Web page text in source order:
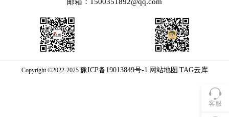
客服
Copyright ©2022-2025 豫ICP备19013849号-1 网站地图 TAG云库